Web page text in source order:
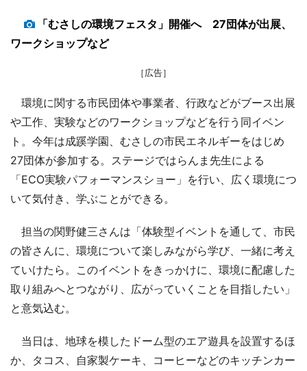
「むさしの環境フェスタ」開催へ 27団体が出展、
ワークショップなど
［広告］
環境に関する市民団体や事業者、行政などがブース出展
や工作、実験などのワークショップなどを行う同イベン
ト。今年は成蹊学園、むさしの市民エネルギーをはじめ
27団体が参加する。ステージではらんま先生による
「ECO実験パフォーマンスショー」を行い、広く環境につ
いて気付き、学ぶことができる。
担当の関野健三さんは「体験型イベントを通して、市民
の皆さんに、環境について楽しみながら学び、一緒に考え
ていけたら。このイベントをきっかけに、環境に配慮した
取り組みへとつながり、広がっていくことを目指したい」
と意気込む。
当日は、地球を模したドーム型のエア遊具を設置するほ
か、タコス、自家製ケーキ、コーヒーなどのキッチンカー